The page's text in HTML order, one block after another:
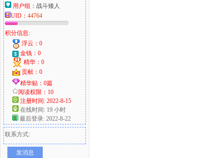
用户组： 战斗矮人
UID： 44764
积分信息:
浮云：0
金钱：0
精华：0
贡献：0
精华贴：0篇
阅读权限：10
注册时间: 2022-8-15
在线时间: 19 小时
最后登录: 2022-8-22
联系方式:
发消息